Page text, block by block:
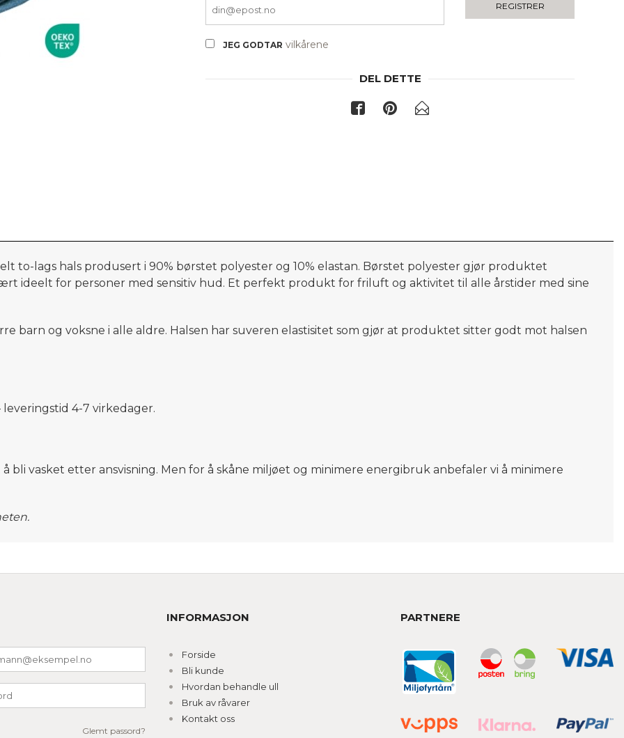
JEG GODTAR vilkårene
REGISTRER
DEL DETTE
to-lags hals produsert i 90% børstet polyester og 10% elastan. Børstet polyester gjør produktet
ideelt for personer med sensitiv hud. Et perfekt produkt for friluft og aktivitet til alle årstider med sine
barn og voksne i alle aldre. Halsen har suveren elastisitet som gjør at produktet sitter godt mot halsen
4-7 virkedager.
bli vasket etter ansvisning. Men for å skåne miljøet og minimere energibruk anbefaler vi å minimere
Glemt passord?
INFORMASJON
Forside
Bli kunde
Hvordan behandle ull
Bruk av råvarer
Kontakt oss
PARTNERE